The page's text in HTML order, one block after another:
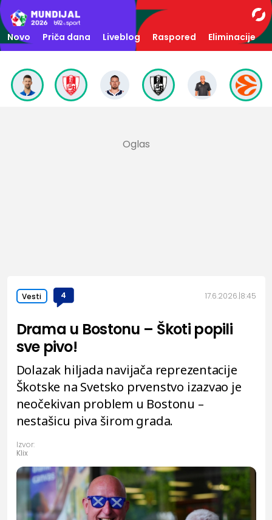
Novo Priča dana Liveblog Raspored Eliminacije
Vesti 4 17.6.2026. 8:45
Drama u Bostonu – Škoti popili
sve pivo!
Dolazak hiljada navijača reprezentacije
Škotske na Svetsko prvenstvo izazvao je
neočekivan problem u Bostonu –
nestašicu piva širom grada.
Izvor:
Klix